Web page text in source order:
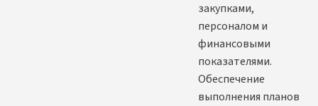
закупками,
персоналом и
финансовыми
показателями.
Обеспечение
выполнения планов